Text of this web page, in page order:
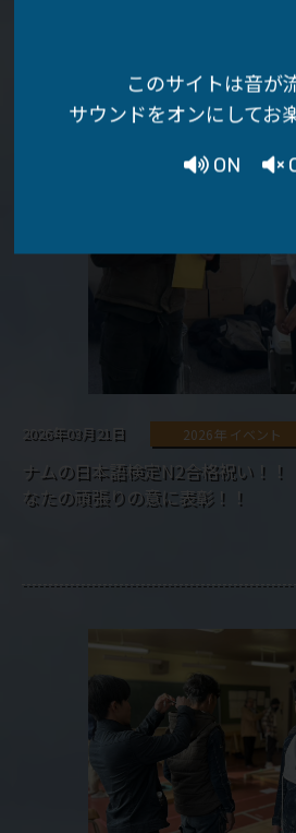
このサイトは音が
サウンドをオンにしてお
ON
2026年03月21日 2026年 イベント
ナムの日本語検定N2合格祝い！
なたの頑張りの意に表彰！！